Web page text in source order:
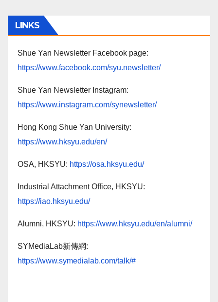
LINKS
Shue Yan Newsletter Facebook page:
https://www.facebook.com/syu.newsletter/
Shue Yan Newsletter Instagram:
https://www.instagram.com/synewsletter/
Hong Kong Shue Yan University:
https://www.hksyu.edu/en/
OSA, HKSYU: https://osa.hksyu.edu/
Industrial Attachment Office, HKSYU:
https://iao.hksyu.edu/
Alumni, HKSYU: https://www.hksyu.edu/en/alumni/
SYMediaLab新傳網:
https://www.symedialab.com/talk/#